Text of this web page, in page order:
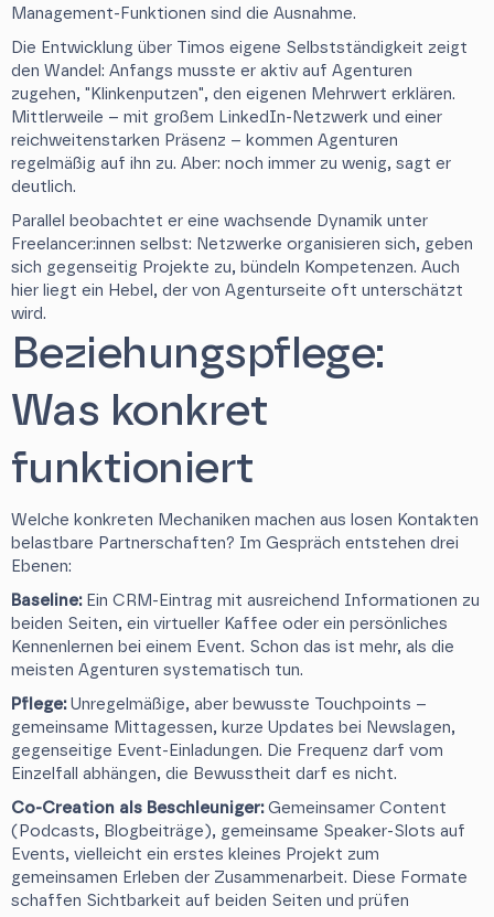
Management-Funktionen sind die Ausnahme.
Die Entwicklung über Timos eigene Selbstständigkeit zeigt
den Wandel: Anfangs musste er aktiv auf Agenturen
zugehen, "Klinkenputzen", den eigenen Mehrwert erklären.
Mittlerweile – mit großem LinkedIn-Netzwerk und einer
reichweitenstarken Präsenz – kommen Agenturen
regelmäßig auf ihn zu. Aber: noch immer zu wenig, sagt er
deutlich.
Parallel beobachtet er eine wachsende Dynamik unter
Freelancer:innen selbst: Netzwerke organisieren sich, geben
sich gegenseitig Projekte zu, bündeln Kompetenzen. Auch
hier liegt ein Hebel, der von Agenturseite oft unterschätzt
wird.
Beziehungspflege:
Was konkret
funktioniert
Welche konkreten Mechaniken machen aus losen Kontakten
belastbare Partnerschaften? Im Gespräch entstehen drei
Ebenen:
Baseline:Ein CRM-Eintrag mit ausreichend Informationen zu
beiden Seiten, ein virtueller Kaffee oder ein persönliches
Kennenlernen bei einem Event. Schon das ist mehr, als die
meisten Agenturen systematisch tun.
Pflege:Unregelmäßige, aber bewusste Touchpoints –
gemeinsame Mittagessen, kurze Updates bei Newslagen,
gegenseitige Event-Einladungen. Die Frequenz darf vom
Einzelfall abhängen, die Bewusstheit darf es nicht.
Co-Creation als Beschleuniger:Gemeinsamer Content
(Podcasts, Blogbeiträge), gemeinsame Speaker-Slots auf
Events, vielleicht ein erstes kleines Projekt zum
gemeinsamen Erleben der Zusammenarbeit. Diese Formate
schaffen Sichtbarkeit auf beiden Seiten und prüfen